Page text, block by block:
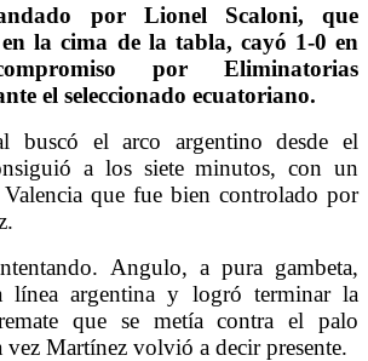
por Lionel Scaloni, que
la cima de la tabla, cayó 1-0 en
por Eliminatorias
el seleccionado ecuatoriano.
buscó el arco argentino desde el
a los siete minutos, con un
que fue bien controlado por
Angulo, a pura gambeta,
línea argentina y logró terminar la
que se metía contra el palo
vez Martínez volvió a decir presente.